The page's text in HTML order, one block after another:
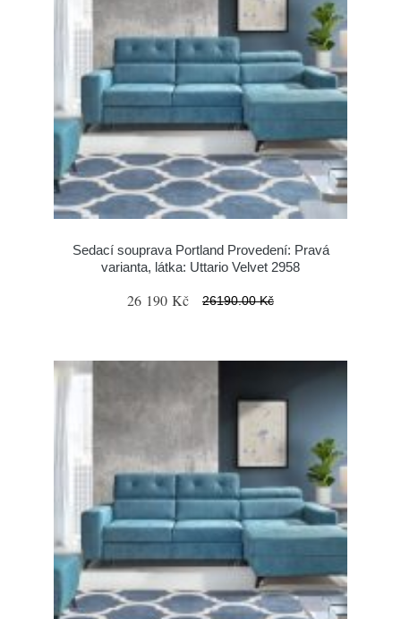
Sedací souprava Portland Provedení: Pravá
varianta, látka: Uttario Velvet 2958
26 190 Kč 26190.00 Kč